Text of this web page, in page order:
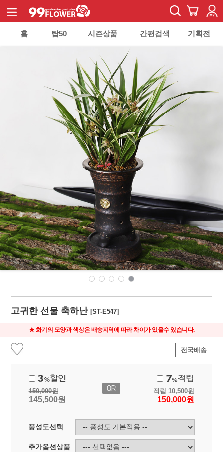
홈 탑50 시즌상품 간편검색 기획전
고귀한 선물 축하난[ST-E547]
★ 화기의 모양과 색상은 배송지역에 따라 차이가 있을수 있습니다.
전국배송
150,000원
145,500원
적립 10,500원
150,000원
풍성도선택
추가옵션상품